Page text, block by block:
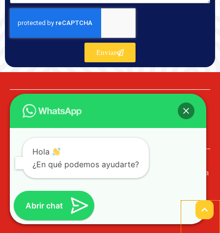
Enviar
© 2023 PROCOL SST Profesionales de Colombia
Hola
¿En qué podemos ayudarte?
Abrir chat